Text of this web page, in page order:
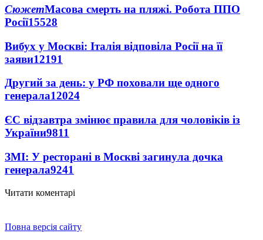
СюжетМасова смерть на пляжі. Робота ППО
Росії15528
Вибух у Москві: Італія відповіла Росії на її
заяви12191
Другий за день: у РФ поховали ще одного
генерала12024
ЄС відзавтра змінює правила для чоловіків із
України9811
ЗМІ: У ресторані в Москві загинула дочка
генерала9241
Читати коментарі
Повна версія сайту